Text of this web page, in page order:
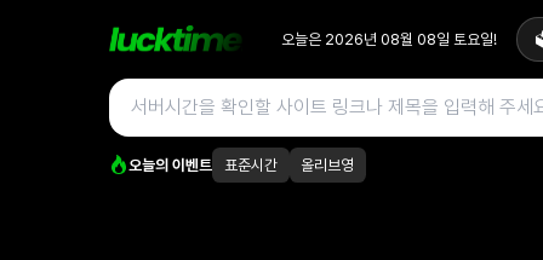
오늘은 2026년 08월 08일 토요일!
오늘의 이벤트 표준시간 올리브영